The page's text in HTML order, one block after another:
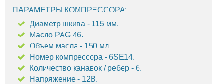
ПАРАМЕТРЫ КОМПРЕССОРА:
Диаметр шкива - 115 мм.
Масло PAG 46.
Объем масла - 150 мл.
Номер компрессора - 6SE14.
Количество канавок / ребер - 6.
Напряжение - 12В.